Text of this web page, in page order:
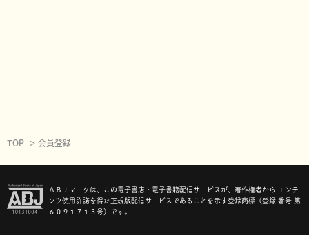
TOP 会員登録
ＡＢＪマークは、この電子書店・電子書籍配信サービスが、著作権者からコ ンテ
ンツ使用許諾を得た正規版配信サービスであることを示す登録商標（登録 番号 第
６０９１７１３号）です。